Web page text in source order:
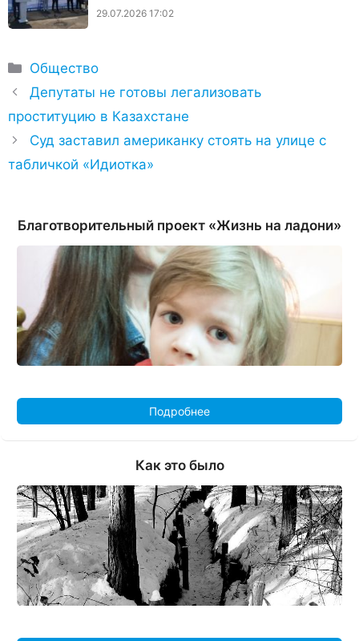
29.07.2026 17:02
Рубрики
Общество
Депутаты не готовы легализовать
проституцию в Казахстане
Суд заставил американку стоять на улице с
табличкой «Идиотка»
Благотворительный проект «Жизнь на ладони»
Подробнее
Как это было